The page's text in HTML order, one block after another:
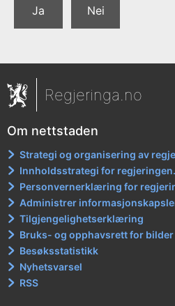
Ja Nei
Regjeringa.no
Om nettstaden
Strategi og organisering av
Innholdsstrategi for
Personvernerklæring for
Administrer
Tilgjengelighetserklæring
Bruks- og opphavsrett for
Besøksstatistikk
Nyhetsvarsel
RSS